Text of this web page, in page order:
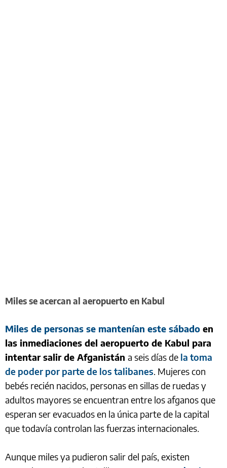
Miles se acercan al aeropuerto en Kabul
Miles de personas se mantenían este sábado en
las inmediaciones del aeropuerto de Kabul para
intentar salir de Afganistán a seis días de la toma
de poder por parte de los talibanes. Mujeres con
bebés recién nacidos, personas en sillas de ruedas y
adultos mayores se encuentran entre los afganos que
esperan ser evacuados en la única parte de la capital
que todavía controlan las fuerzas internacionales.
Aunque miles ya pudieron salir del país, existen